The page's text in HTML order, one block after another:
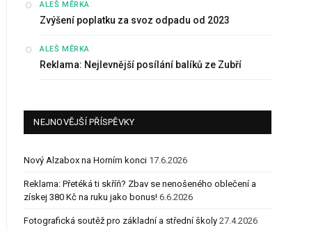
ALEŠ MĚRKA:
Zvýšení poplatku za svoz odpadu od 2023
ALEŠ MĚRKA:
Reklama: Nejlevnější posílání balíků ze Zubří
NEJNOVĚJŠÍ PŘÍSPĚVKY
Nový Alzabox na Horním konci 17.6.2026
Reklama: Přetéká ti skříň? Zbav se nenošeného oblečení a
získej 380 Kč na ruku jako bonus! 6.6.2026
Fotografická soutěž pro základní a střední školy 27.4.2026